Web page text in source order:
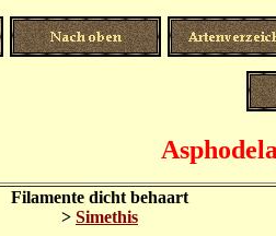
Filamente dicht behaart
> Simethis